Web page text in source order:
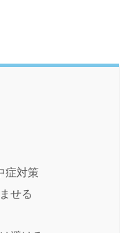
症対策
せる